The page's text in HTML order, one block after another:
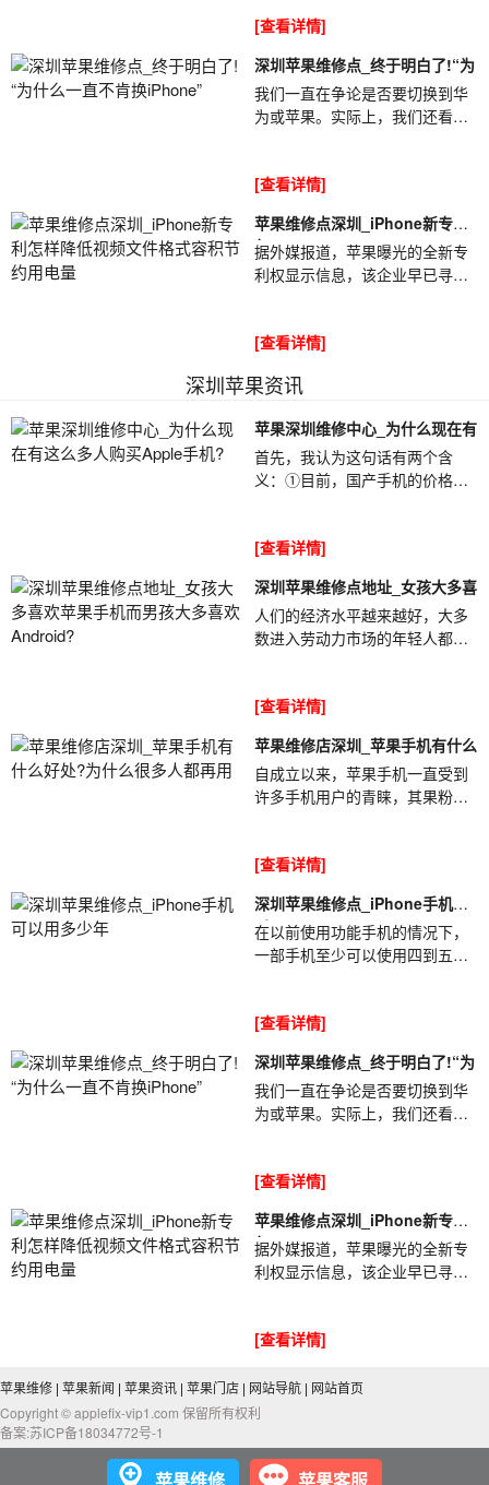
但是，深圳苹果维...
[查看详情]
深圳苹果维修点_终于明白了!“为
我们一直在争论是否要切换到华
为或苹果。实际上，我们还看
维修点_终于明白...
[查看详情]
苹果维修点深圳_iPhone新专利
怎
据外媒报道，苹果曝光的全新专
利权显示信息，该企业早已寻找
怎样降低视频...
[查看详情]
深圳苹果资讯
苹果深圳维修中心_为什么现在有
首先，我认为这句话有两个含
义：①目前，国产手机的价格非
苹果手机意味着要...
[查看详情]
深圳苹果维修点地址_女孩大多喜
人们的经济水平越来越好，大多
数进入劳动力市场的年轻人都有
果维修点地...
[查看详情]
苹果维修店深圳_苹果手机有什么
自成立以来，苹果手机一直受到
许多手机用户的青睐，其果粉遍
维修店深圳_苹果...
[查看详情]
深圳苹果维修点_iPhone手机可
以
在以前使用功能手机的情况下，
一部手机至少可以使用四到五
但是，深圳苹果维...
[查看详情]
深圳苹果维修点_终于明白了!“为
我们一直在争论是否要切换到华
为或苹果。实际上，我们还看
维修点_终于明白...
[查看详情]
苹果维修点深圳_iPhone新专利
怎
据外媒报道，苹果曝光的全新专
利权显示信息，该企业早已寻找
怎样降低视频...
[查看详情]
苹果维修 | 苹果新闻 | 苹果资讯 | 苹果门店 | 网站导航 | 网站首页
Copyright © applefix-vip1.com 保留所有权利
备案:苏ICP备18034772号-1